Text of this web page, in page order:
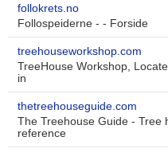
follokrets.no
Follospeiderne - - Forside
treehouseworkshop.com
TreeHouse Workshop,
in
thetreehouseguide.com
The Treehouse Guide - Tree
reference